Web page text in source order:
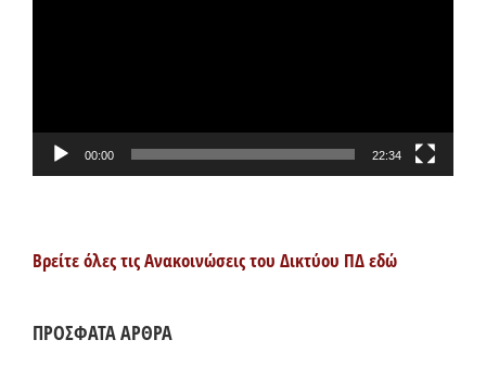
00:00 22:34
Βρείτε όλες τις Ανακοινώσεις του Δικτύου ΠΔ εδώ
ΠΡΟΣΦΑΤΑ ΑΡΘΡΑ